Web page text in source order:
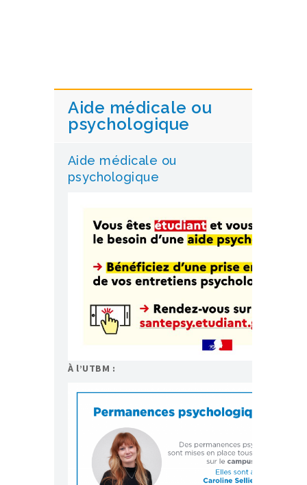
Aide médicale ou
psychologique
Aide médicale ou
psychologique
À l’UTBM :